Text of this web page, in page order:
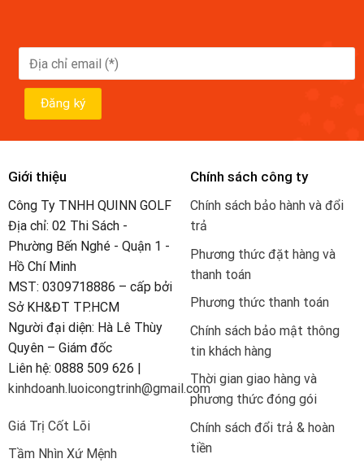
Giới thiệu
Công Ty TNHH QUINN GOLF
Địa chỉ: 02 Thi Sách -
Phường Bến Nghé - Quận 1 -
Hồ Chí Minh
MST: 0309718886 – cấp bởi
Sở KH&ĐT TP.HCM
Người đại diện: Hà Lê Thùy
Quyên – Giám đốc
Liên hệ: 0888 509 626 |
kinhdoanh.luoicongtrinh@gmail.com
Giá Trị Cốt Lõi
Tầm Nhìn Xứ Mệnh
Chính sách công ty
Chính sách bảo hành và đổi
trả
Phương thức đặt hàng và
thanh toán
Phương thức thanh toán
Chính sách bảo mật thông
tin khách hàng
Thời gian giao hàng và
phương thức đóng gói
Chính sách đổi trả & hoàn
tiền